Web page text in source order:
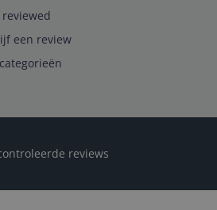
reviewed
een review
reviews